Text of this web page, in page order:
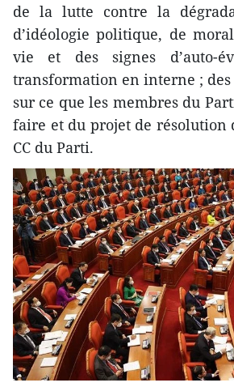
de la lutte contre la
d’idéologie politique, de
vie et des signes d’auto-
transformation en interne ;
sur ce que les membres du
faire et du projet de résolution
CC du Parti.